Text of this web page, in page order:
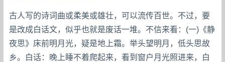
古人写的诗词曲或柔美或雄壮，可以流传百世。不过，要
是改成白话文，似乎也就是废话一堆。不信来看：(一)《静
夜思》床前明月光，疑是地上霜。举头望明月，低头思故
乡。白话：晚上睡不着爬起来，看到窗户月光照进来，白